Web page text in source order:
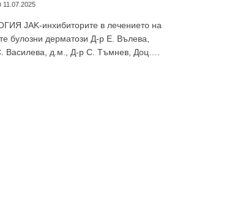
11.07.2025
JAK-инхибиторите в лечението на
булозни дерматози Д-р Е. Вълева,
Василева, д.м., Д-р С. Тъмнев, Доц….